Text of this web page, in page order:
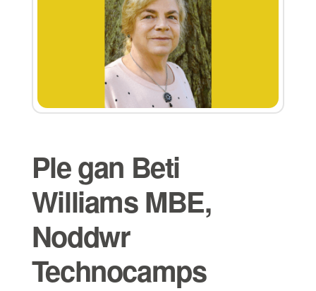
Ple gan Beti
Williams MBE,
Noddwr
Technocamps